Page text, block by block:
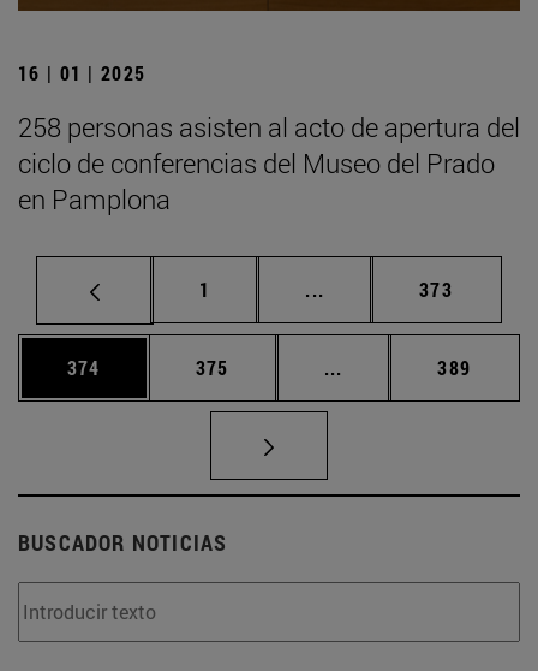
16 | 01 | 2025
258 personas asisten al acto de apertura del
ciclo de conferencias del Museo del Prado
en Pamplona
Página
1 ... Páginas intermedias
Página
373
Página
374 Página
375 ... Páginas intermedias
Página
389
BUSCADOR NOTICIAS